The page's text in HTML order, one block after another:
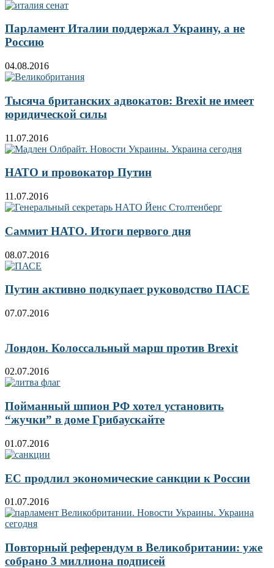
Парламент Италии поддержал Украину, а не
Россию
04.08.2016
Тысяча британских адвокатов: Brexit не имеет
юридической силы
11.07.2016
НАТО и провокатор Путин
11.07.2016
Саммит НАТО. Итоги первого дня
08.07.2016
Путин активно подкупает руководство ПАСЕ
07.07.2016
Лондон. Колоссальный марш против Brexit
02.07.2016
Пойманный шпион РФ хотел установить
“жучки” в доме Грибаускайте
01.07.2016
ЕС продлил экономические санкции к России
01.07.2016
Повторный референдум в Великобритании: уже
собрано 3 миллиона подписей